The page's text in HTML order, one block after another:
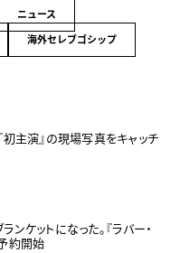
ニュース
海外セレブゴシップ
初主演』の現場写真をキャッチ
ンケットになった。『ラバー・
約開始